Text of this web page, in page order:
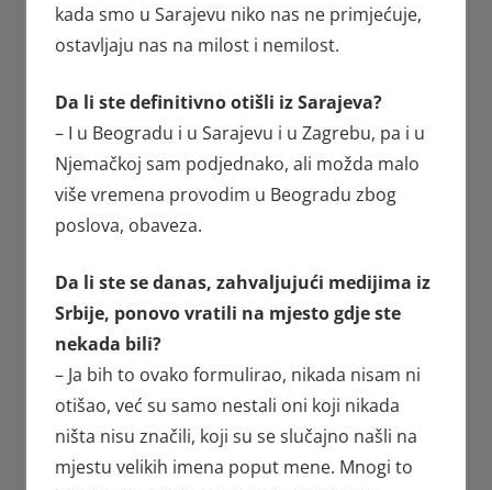
kada smo u Sarajevu niko nas ne primjećuje,
ostavljaju nas na milost i nemilost.
Da li ste definitivno otišli iz Sarajeva?
– I u Beogradu i u Sarajevu i u Zagrebu, pa i u
Njemačkoj sam podjednako, ali možda malo
više vremena provodim u Beogradu zbog
poslova, obaveza.
Da li ste se danas, zahvaljujući medijima iz
Srbije, ponovo vratili na mjesto gdje ste
nekada bili?
– Ja bih to ovako formulirao, nikada nisam ni
otišao, već su samo nestali oni koji nikada
ništa nisu značili, koji su se slučajno našli na
mjestu velikih imena poput mene. Mnogi to